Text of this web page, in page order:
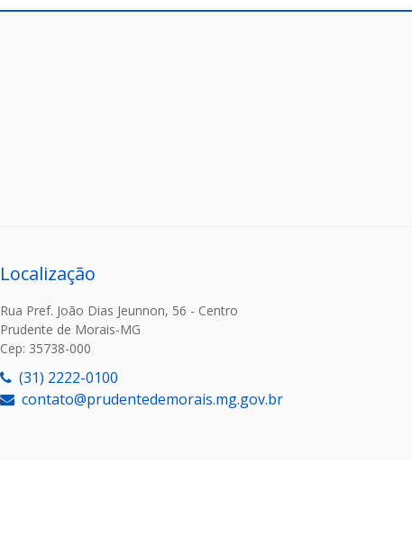
Localização
Rua Pref. João Dias Jeunnon, 56 - Centro
Prudente de Morais-MG
Cep: 35738-000
(31) 2222-0100
contato@prudentedemorais.mg.gov.br